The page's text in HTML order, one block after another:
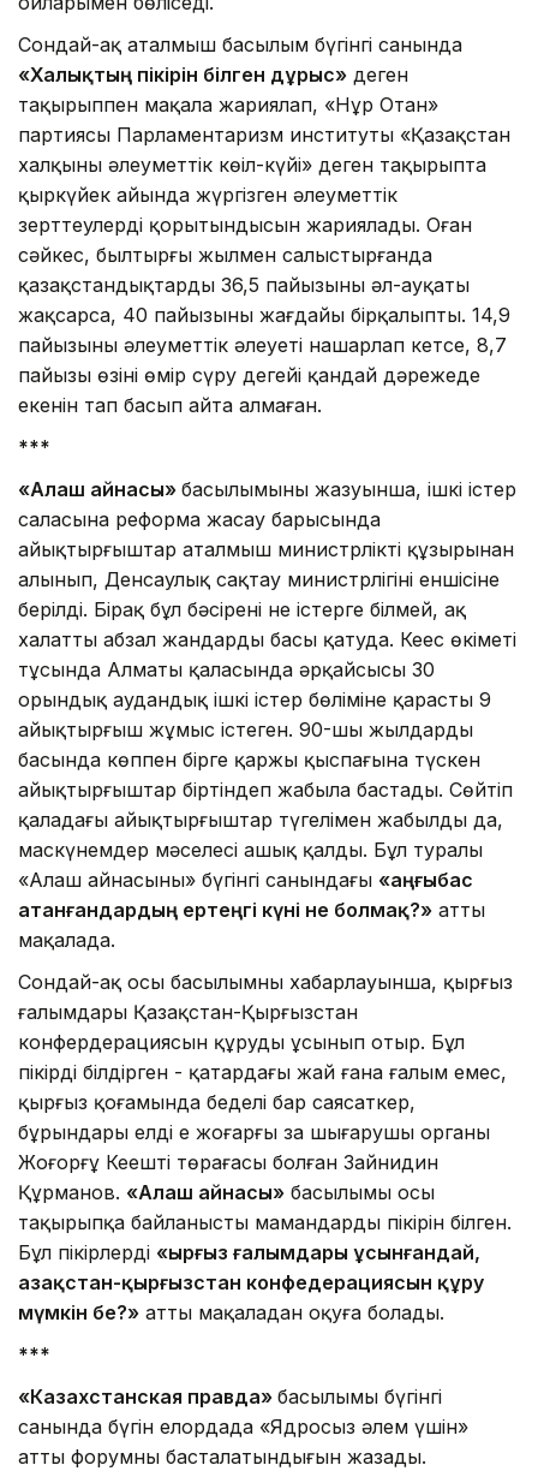
Сондай-ақ аталмыш басылым бүгінгі санында
«Халықтың пікірін білген дұрыс» деген
тақырыппен мақала жариялап, «Нұр Отан»
партиясы Парламентаризм институты «Қазақстан
халқының әлеуметтік көңіл-күйі» деген тақырыпта
қыркүйек айында жүргізген әлеуметтік
зерттеулердің қорытындысын жариялады. Оған
сәйкес, былтырғы жылмен салыстырғанда
қазақстандықтардың 36,5 пайызының әл-ауқаты
жақсарса, 40 пайызының жағдайы бірқалыпты. 14,9
пайызының әлеуметтік әлеуеті нашарлап кетсе, 8,7
пайызы өзінің өмір сүру деңгейі қандай дәрежеде
екенін тап басып айта алмаған.
***
«Алаш айнасы» басылымының жазуынша, ішкі істер
саласына реформа жасау барысында
айықтырғыштар аталмыш министрліктің құзырынан
алынып, Денсаулық сақтау министрлігінің еншісіне
берілді. Бірақ бұл бәсірені не істерге білмей, ақ
халатты абзал жандардың басы қатуда. Кеңес өкіметі
тұсында Алматы қаласында әрқайсысы 30
орындық аудандық ішкі істер бөліміне қарасты 9
айықтырғыш жұмыс істеген. 90-шы жылдардың
басында көппен бірге қаржы қыспағына түскен
айықтырғыштар біртіндеп жабыла бастады. Сөйтіп
қаладағы айықтырғыштар түгелімен жабылды да,
маскүнемдер мәселесі ашық қалды. Бұл туралы
«Алаш айнасының» бүгінгі санындағы «Қаңғыбас
атанғандардың ертеңгі күні не болмақ?» атты
мақалада.
Сондай-ақ осы басылымның хабарлауынша, қырғыз
ғалымдары Қазақстан-Қырғызстан
конфердерациясын құруды ұсынып отыр. Бұл
пікірді білдірген - қатардағы жай ғана ғалым емес,
қырғыз қоғамында беделі бар саясаткер,
бұрындары елдің ең жоғарғы заң шығарушы органы
Жоғорғұ Кеңештің төрағасы болған Зайнидин
Құрманов. «Алаш айнасы» басылымы осы
тақырыпқа байланысты мамандардың пікірін білген.
Бұл пікірлерді «Қырғыз ғалымдары ұсынғандай,
Қазақстан-қырғызстан конфедерациясын құру
мүмкін бе?» атты мақаладан оқуға болады.
***
«Казахстанская правда» басылымы бүгінгі
санында бүгін елордада «Ядросыз әлем үшін»
атты форумның басталатындығын жазады.